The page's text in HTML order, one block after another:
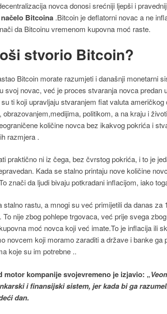
novca donosi srećniji ljepši i
Bitcoina .Bitcoin je deflatorni novac a ne
da Bitcoinu vremenom kupovna moć raste.
stvorio Bitcoin?
Bitcoin morate razumjeti i današnji monetarni
svoj novac, već je proces stvaranja novca predan
ti koji upravljaju stvaranjem fiat valuta
politikom, a na kraju i
količine novca bez ikakvog pokrića i
razmjera .
praktično ni iz čega, bez čvrstog pokrića, i to je
Kada se stalno printaju nove količine
znači da ljudi bivaju potkradani inflacijom, iako
stalno rastu, a mnogi su već primijetili da danas
To nije zbog pohlepe trgovaca, već prije svega
moć novca koji već imate.To je inflacija ili
novcem koji moramo zaraditi a države i banke ga
koje su im potrebne ..
motor kompanije svojevremeno je izjavio: „
i finansijski sistem, jer kada bi ga
dan.